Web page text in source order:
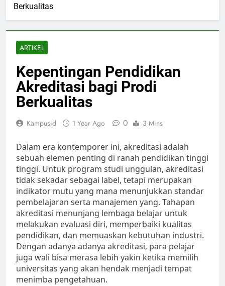
Berkualitas
ARTIKEL
Kepentingan Pendidikan
Akreditasi bagi Prodi
Berkualitas
Kampusid 1 Year Ago 0 3 Mins
Dalam era kontemporer ini, akreditasi adalah
sebuah elemen penting di ranah pendidikan tinggi
tinggi. Untuk program studi unggulan, akreditasi
tidak sekadar sebagai label, tetapi merupakan
indikator mutu yang mana menunjukkan standar
pembelajaran serta manajemen yang. Tahapan
akreditasi menunjang lembaga belajar untuk
melakukan evaluasi diri, memperbaiki kualitas
pendidikan, dan memuaskan kebutuhan industri.
Dengan adanya adanya akreditasi, para pelajar
juga wali bisa merasa lebih yakin ketika memilih
universitas yang akan hendak menjadi tempat
menimba pengetahuan.